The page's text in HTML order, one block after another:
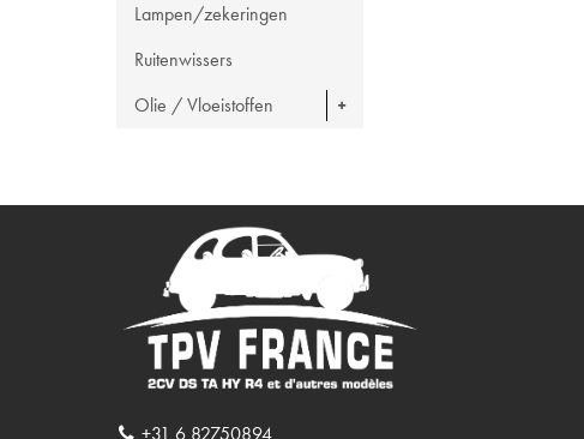
Lampen/zekeringen
Ruitenwissers
Olie / Vloeistoffen
+31 6 82750894